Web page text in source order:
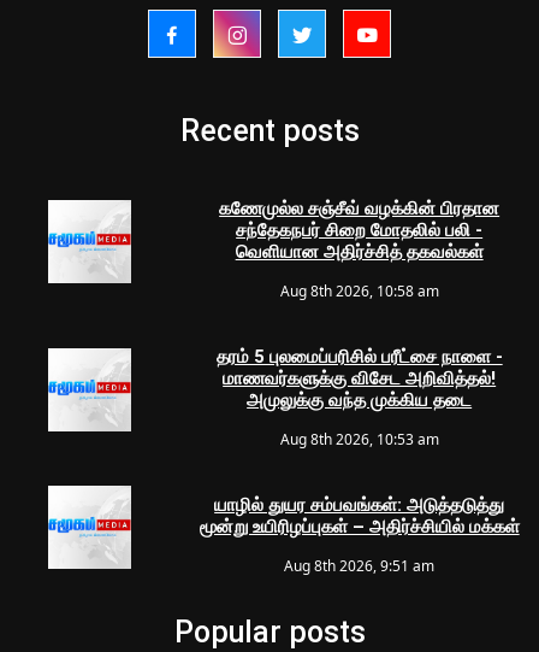
Recent posts
கணேமுல்ல சஞ்சீவ் வழக்கின் பிரதான
சந்தேகநபர் சிறை மோதலில் பலி -
வெளியான அதிர்ச்சித் தகவல்கள்
Aug 8th 2026, 10:58 am
தரம் 5 புலமைப்பரிசில் பரீட்சை நாளை -
மாணவர்களுக்கு விசேட அறிவித்தல்!
அமுலுக்கு வந்த முக்கிய தடை
Aug 8th 2026, 10:53 am
யாழில் துயர சம்பவங்கள்: அடுத்தடுத்து
மூன்று உயிரிழப்புகள் – அதிர்ச்சியில் மக்கள்
Aug 8th 2026, 9:51 am
Popular posts